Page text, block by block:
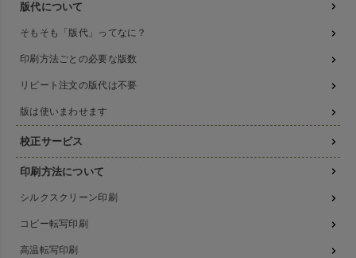
版代について
そもそも「版代」ってなに？
印刷方法ごとの必要な版数
リピート注文の版代は不要
版は使いまわせます
校正サービス
印刷方法について
シルクスクリーン印刷
コピー転写印刷
高温転写印刷